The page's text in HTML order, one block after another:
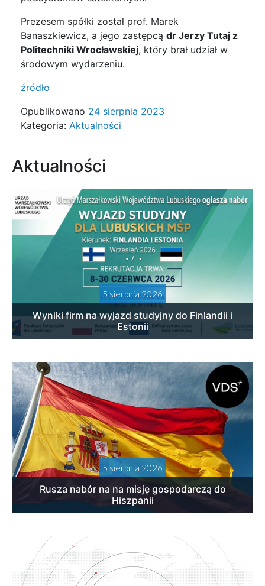
Prezesem spółki został prof. Marek
Banaszkiewicz, a jego zastępcą dr Jerzy Tutaj z
Politechniki Wrocławskiej, który brał udział w
środowym wydarzeniu.
źródło
Opublikowano 24 sierpnia 2023
Kategoria: Aktualności
Aktualności
5 sierpnia 2026
Wyniki firm na wyjazd studyjny do Finlandii i
Estonii
5 sierpnia 2026
Rusza nabór na na misję gospodarczą do
Hiszpanii